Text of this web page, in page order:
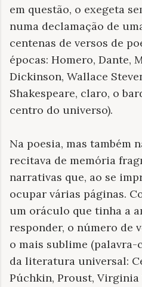
em questão, o exegeta
numa declamação de
centenas de versos de
épocas: Homero, Dante,
Dickinson, Wallace
Shakespeare, claro, o
centro do universo).
Na poesia, mas também
recitava de memória
narrativas que, ao se
ocupar várias páginas.
um oráculo que tinha a
responder, o número de
o mais sublime (palavra-
da literatura universal:
Púchkin, Proust, Virginia